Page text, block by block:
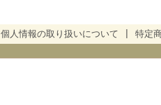
個人情報の取り扱いについて 特定